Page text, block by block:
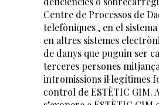
Centre de Processos de
telefòniques , en el
en altres sistemes
de danys que puguin ser
terceres persones
intromissions il·legítimes
control de ESTÈTIC GIM.